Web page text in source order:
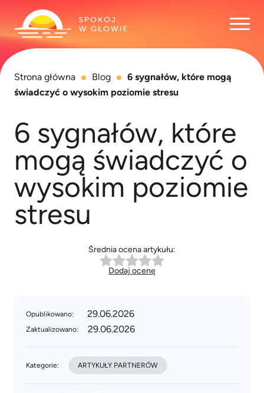
Strona główna Blog
6 sygnałów, które mogą
świadczyć o wysokim poziomie stresu
6 sygnałów, które
mogą świadczyć o
wysokim poziomie
stresu
Średnia ocena artykułu:
Dodaj ocenę
Opublikowano: 29.06.2026
Zaktualizowano: 29.06.2026
Kategorie: ARTYKUŁY PARTNERÓW